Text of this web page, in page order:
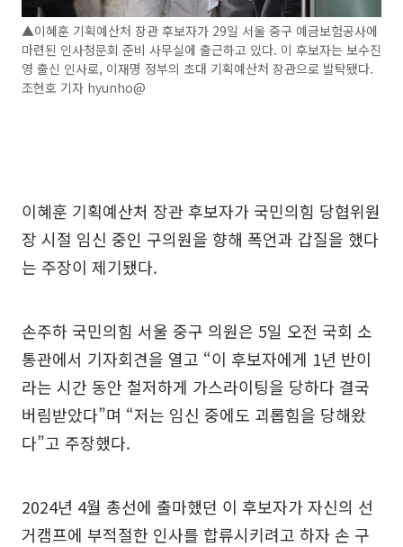
▲이혜훈 기획예산처 장관 후보자가 29일 서울 중구 예금보험공사에
마련된 인사청문회 준비 사무실에 출근하고 있다. 이 후보자는 보수진
영 출신 인사로, 이재명 정부의 초대 기획예산처 장관으로 발탁됐다.
조현호 기자 hyunho@
이혜훈 기획예산처 장관 후보자가 국민의힘 당협위원
장 시절 임신 중인 구의원을 향해 폭언과 갑질을 했다
는 주장이 제기됐다.
손주하 국민의힘 서울 중구 의원은 5일 오전 국회 소
통관에서 기자회견을 열고 “이 후보자에게 1년 반이
라는 시간 동안 철저하게 가스라이팅을 당하다 결국
버림받았다”며 “저는 임신 중에도 괴롭힘을 당해왔
다”고 주장했다.
2024년 4월 총선에 출마했던 이 후보자가 자신의 선
거캠프에 부적절한 인사를 합류시키려고 하자 손 구